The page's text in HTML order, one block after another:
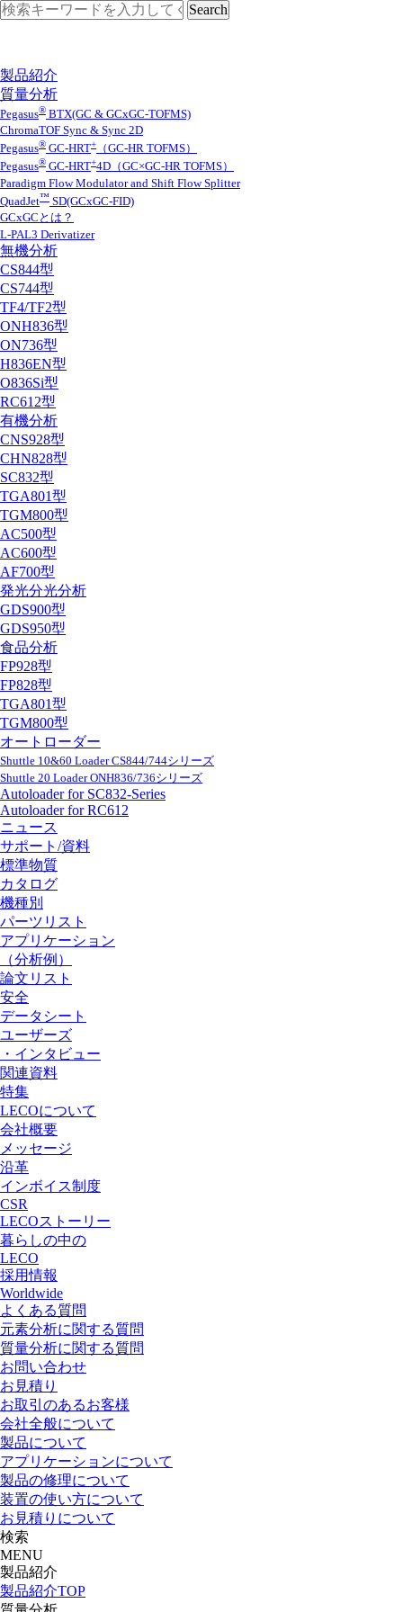
製品紹介
質量分析
Pegasus® BTX(GC & GCxGC-TOFMS)
ChromaTOF Sync & Sync 2D
Pegasus® GC-HRT+
（GC-HR TOFMS）
Pegasus® GC-HRT+4D（GC×GC-HR TOFMS）
Paradigm Flow Modulator and Shift Flow Splitter
QuadJet™ SD(GCxGC-FID)
GCxGCとは？
L-PAL3 Derivatizer
無機分析
CS844型
CS744型
TF4/TF2型
ONH836型
ON736型
H836EN型
O836Si型
RC612型
有機分析
CNS928型
CHN828型
SC832型
TGA801型
TGM800型
AC500型
AC600型
AF700型
発光分光分析
GDS900型
GDS950型
食品分析
FP928型
FP828型
TGA801型
TGM800型
オートローダー
Shuttle 10&60 Loader CS844/744シリーズ
Shuttle 20 Loader ONH836/736シリーズ
Autoloader for SC832-Series
Autoloader for RC612
ニュース
サポート/資料
標準物質
カタログ
機種別
パーツリスト
アプリケーション
（分析例）
論文リスト
安全
データシート
ユーザーズ
・インタビュー
関連資料
特集
LECOについて
会社概要
メッセージ
沿革
インボイス制度
CSR
LECOストーリー
暮らしの中の
LECO
採用情報
Worldwide
よくある質問
元素分析に関する質問
質量分析に関する質問
お問い合わせ
お見積り
お取引のあるお客様
会社全般について
製品について
アプリケーションについて
製品の修理について
装置の使い方について
お見積りについて
検索
MENU
製品紹介
製品紹介TOP